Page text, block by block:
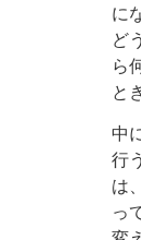
に
ど
ら
と
中
行
は
っ